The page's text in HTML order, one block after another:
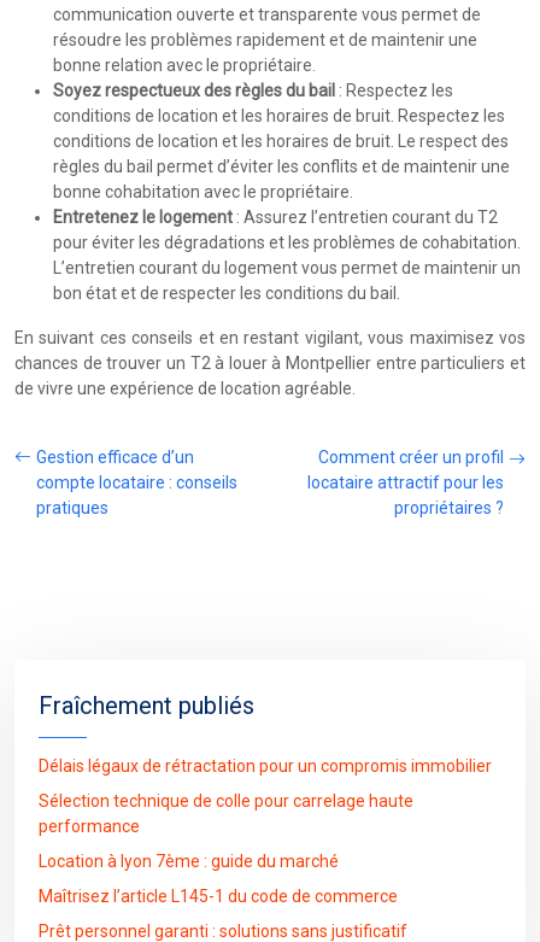
communication ouverte et transparente vous permet de
résoudre les problèmes rapidement et de maintenir une
bonne relation avec le propriétaire.
Soyez respectueux des règles du bail : Respectez les
conditions de location et les horaires de bruit. Respectez les
conditions de location et les horaires de bruit. Le respect des
règles du bail permet d’éviter les conflits et de maintenir une
bonne cohabitation avec le propriétaire.
Entretenez le logement : Assurez l’entretien courant du T2
pour éviter les dégradations et les problèmes de cohabitation.
L’entretien courant du logement vous permet de maintenir un
bon état et de respecter les conditions du bail.
En suivant ces conseils et en restant vigilant, vous maximisez vos
chances de trouver un T2 à louer à Montpellier entre particuliers et
de vivre une expérience de location agréable.
Gestion efficace d’un
compte locataire : conseils
pratiques
Comment créer un profil
locataire attractif pour les
propriétaires ?
Fraîchement publiés
Délais légaux de rétractation pour un compromis immobilier
Sélection technique de colle pour carrelage haute
performance
Location à lyon 7ème : guide du marché
Maîtrisez l’article L145-1 du code de commerce
Prêt personnel garanti : solutions sans justificatif